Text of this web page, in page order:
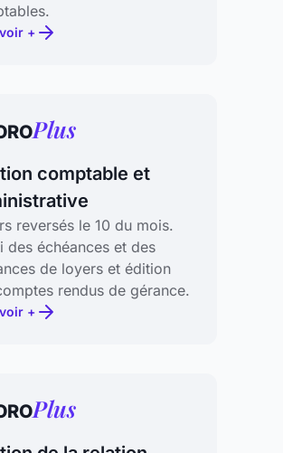
+
Plus
comptable et
reversés le 10 du mois.
des échéances et des
de loyers et édition
rendus de gérance.
+
Plus